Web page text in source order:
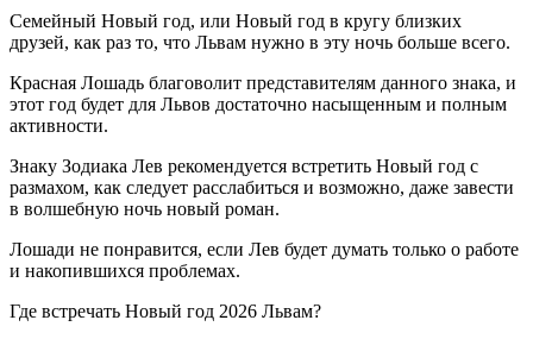
Семейный Новый год, или Новый год в кругу близких
друзей, как раз то, что Львам нужно в эту ночь больше всего.
Красная Лошадь благоволит представителям данного знака, и
этот год будет для Львов достаточно насыщенным и полным
активности.
Знаку Зодиака Лев рекомендуется встретить Новый год с
размахом, как следует расслабиться и возможно, даже завести
в волшебную ночь новый роман.
Лошади не понравится, если Лев будет думать только о работе
и накопившихся проблемах.
Где встречать Новый год 2026 Львам?